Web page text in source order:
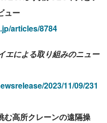
ュー
articles/8784
エによる取り組みのニュー
2023/11/09/231
む高所クレーンの遠隔操